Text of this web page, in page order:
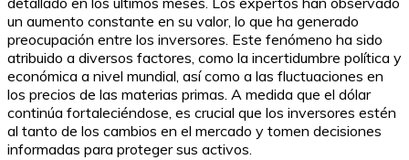
un aumento constante en su valor, lo que ha generado
preocupación entre los inversores. Este fenómeno ha sido
atribuido a diversos factores, como la incertidumbre política y
económica a nivel mundial, así como a las fluctuaciones en
los precios de las materias primas. A medida que el dólar
continúa fortaleciéndose, es crucial que los inversores estén
al tanto de los cambios en el mercado y tomen decisiones
informadas para proteger sus activos.